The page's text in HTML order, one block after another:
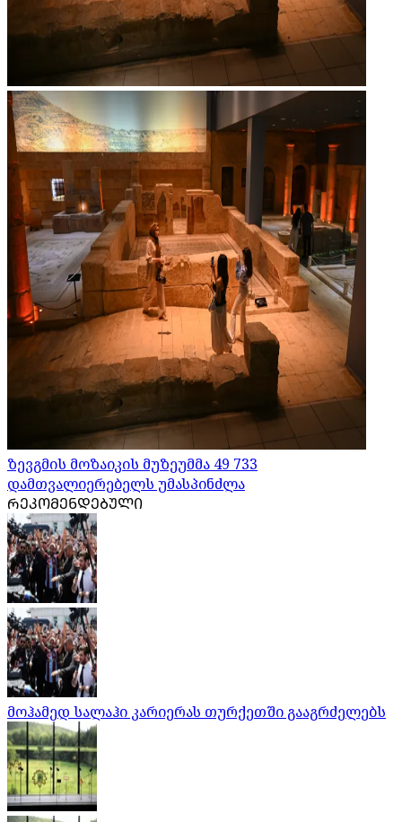
ზევგმის მოზაიკის მუზეუმმა 49 733
დამთვალიერებელს უმასპინძლა
ᲠᲔᲙᲝᲛᲔᲜᲓᲔᲑᲣᲚᲘ
მოჰამედ სალაჰი კარიერას თურქეთში გააგრძელებს